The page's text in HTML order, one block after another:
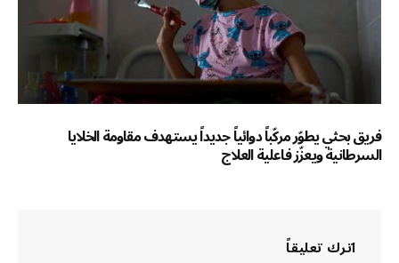
فريق بحثي يطوّر مركّباً دوائياً جديداً يستهدف مقاومة الخلايا
السرطانية ويعزّز فاعلية العلاج
اترك تعليقاً